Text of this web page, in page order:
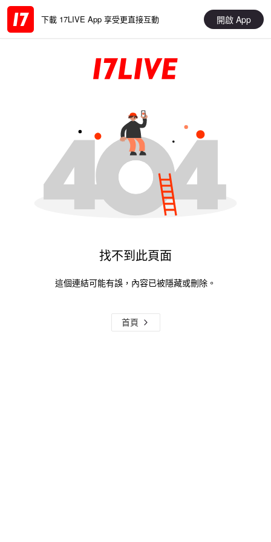
下載 17LIVE App 享受更直接互動 開啟 App
找不到此頁面
這個連結可能有誤，內容已被隱藏或刪除。
首頁